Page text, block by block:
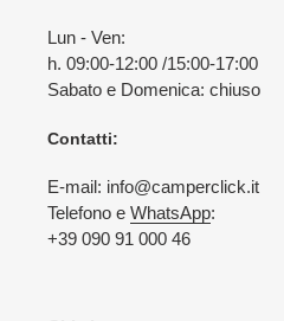
Lun - Ven:
h. 09:00-12:00 /15:00-17:00
Sabato e Domenica: chiuso
Contatti:
E-mail: info@camperclick.it
Telefono e WhatsApp:
+39 090 91 000 46